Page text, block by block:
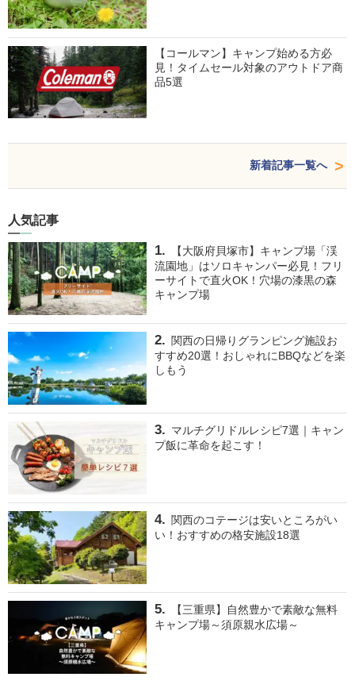
【コールマン】キャンプ始める方必
見！タイムセール対象のアウトドア商
品5選
新着記事一覧へ
人気記事
【大阪府貝塚市】キャンプ場「渓
流園地」はソロキャンパー必見！フリ
ーサイトで直火OK！穴場の漆黒の森
キャンプ場
関西の日帰りグランピング施設お
すすめ20選！おしゃれにBBQなどを楽
しもう
マルチグリドルレシピ7選｜キャン
プ飯に革命を起こす！
関西のコテージは安いところがい
い！おすすめの格安施設18選
【三重県】自然豊かで素敵な無料
キャンプ場～須原親水広場～